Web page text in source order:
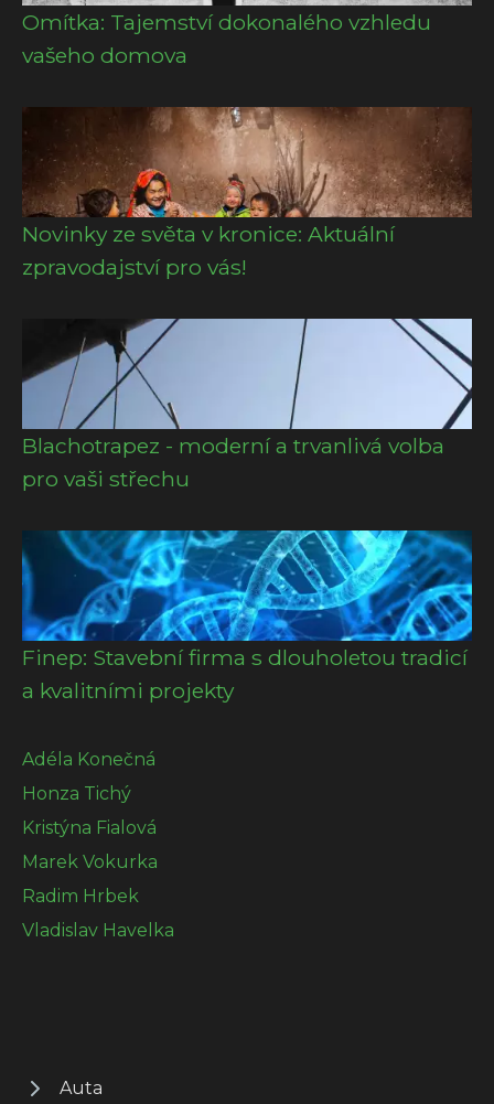
Omítka: Tajemství dokonalého vzhledu
vašeho domova
Novinky ze světa v kronice: Aktuální
zpravodajství pro vás!
Blachotrapez - moderní a trvanlivá volba
pro vaši střechu
Finep: Stavební firma s dlouholetou tradicí
a kvalitními projekty
Adéla Konečná
Honza Tichý
Kristýna Fialová
Marek Vokurka
Radim Hrbek
Vladislav Havelka
Auta